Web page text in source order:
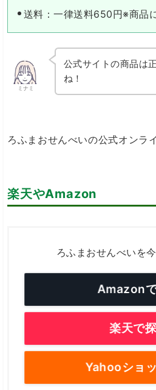
送料：一律送料650円※商品
ミナミ
公式サイトの商品は
ね！
ろふまおせんべいの公式オンラ
楽天やAmazon
ろふまおせんべいを
Amazon
楽天で
Yahooショ